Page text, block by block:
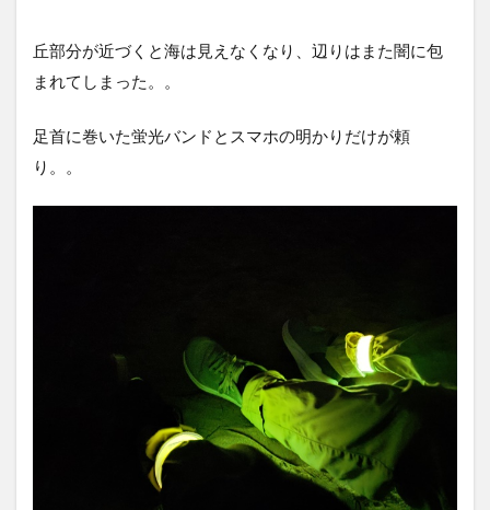
丘部分が近づくと海は見えなくなり、辺りはまた闇に包
まれてしまった。。
足首に巻いた蛍光バンドとスマホの明かりだけが頼
り。。